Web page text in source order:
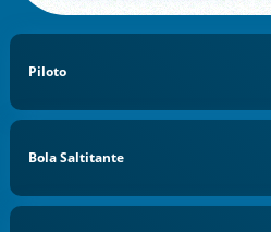
Piloto
Bola Saltitante